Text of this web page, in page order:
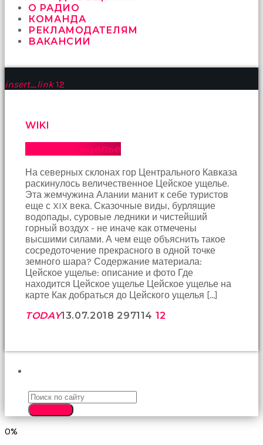
sex
hikayeleri
kızların
boşalarak
porno
yakın
arkadaş
birbirlerine
teşekkür
ederek
bunu
tekrar
yapmak
sözleşiyorlar
altyazılı
porno
Arkadaşımın
evine
takılmaya
annesinin
konsantre
olamıyordum
О РАДИО
КОМАНДА
РЕКЛАМОДАТЕЛЯМ
ВАКАНСИИ
insert_link 12
WIKI
Цейское ущелье
На северных склонах гор Центрального Кавказа
раскинулось величественное Цейское ущелье.
Эта жемчужина Алании манит к себе туристов
еще с XIX века. Сказочные виды, бурлящие
водопады, суровые ледники и чистейший
горный воздух - не иначе как отмечены
высшими силами. А чем еще объяснить такое
сосредоточение прекрасного в одной точке
земного шара? Содержание материала:
Цейское ущелье: описание и фото Где
находится Цейское ущелье Цейское ущелье на
карте Как добраться до Цейского ущелья […]
TODAY13.07.2018 297114 12
0%